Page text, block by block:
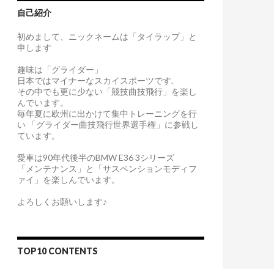
自己紹介
初めまして、ニックネームは「タイラップ」と
申します
趣味は「グライダー」
日本ではマイナーなスカイスポーツです.
その中でも更に少ない「競技曲技飛行」を楽し
んでいます。
毎年夏に欧州に出かけて集中トレーニングを行
い 「グライダー曲技飛行世界選手権」に参戦し
ています。
愛車は90年代後半のBMW E36 3シリーズ
「メンテナンス」と「サスペンションモディフ
ァイ」を楽しんでいます。
よろしくお願いします♪
TOP10 CONTENTS